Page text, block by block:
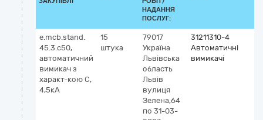
НАДАННЯ
ПОСЛУГ:
e.mcb.stand.
45.3.c50,
автоматичний
вимикач з
характ-кою С,
4,5кА
15
штука
79017
Україна
Львівська
область
Львів
вулиця
Зелена,64
по 31-03-
31211310-4
Автоматичні
вимикачі